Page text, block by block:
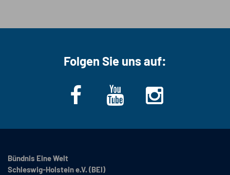
Folgen Sie uns auf:
Bündnis Eine Welt
Schleswig-Holstein e.V. (BEI)